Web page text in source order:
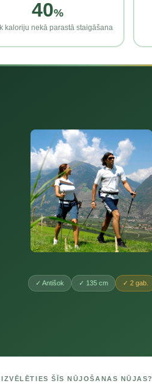
40%
kaloriju nekā parastā staigāšana
✓ Antišok ✓ 135 cm ✓ 2 gab.
ŠĪS NŪJOŠANAS NŪJAS?